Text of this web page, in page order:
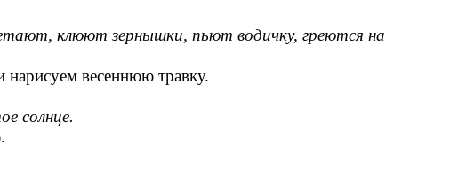
клюют зернышки, пьют водичку, греются на
весеннюю травку.
солнце.